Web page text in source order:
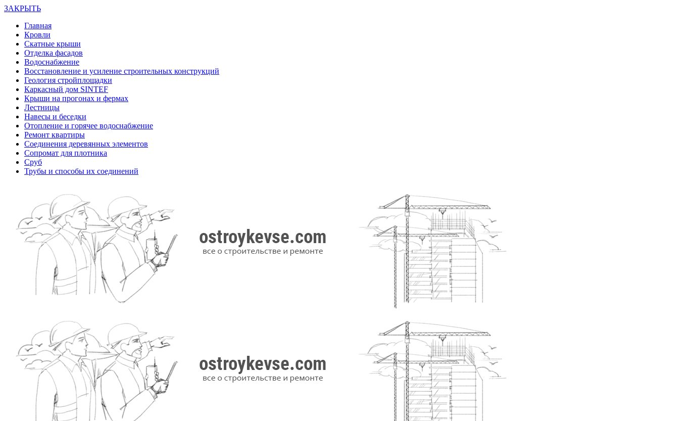
ЗАКРЫТЬ
Главная
Кровли
Скатные крыши
Отделка фасадов
Водоснабжение
Восстановление и усиление строительных конструкций
Геология стройплощадки
Каркасный дом SINTEF
Крыши на прогонах и фермах
Лестницы
Навесы и беседки
Отопление и горячее водоснабжение
Ремонт квартиры
Соединения деревянных элементов
Сопромат для плотника
Сруб
Трубы и способы их соединений